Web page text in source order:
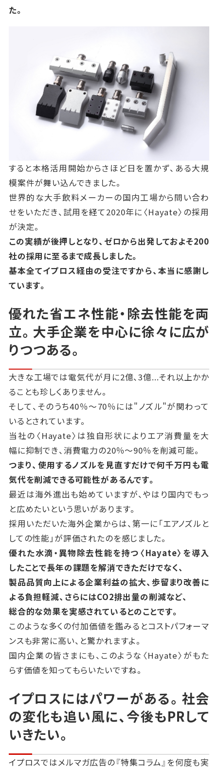
た。
すると本格活用開始からさほど日を置かず、ある大規
模案件が舞い込んできました。
世界的な大手飲料メーカーの国内工場から問い合わ
せをいただき、試用を経て2020年に〈Hayate〉の採用
が決定。
この実績が後押しとなり、ゼロから出発しておよそ200
社の採用に至るまで成長しました。
基本全てイプロス経由の受注ですから、本当に感謝し
ています。
優れた省エネ性能・除去性能を両
立。大手企業を中心に徐々に広が
りつつある。
大きな工場では電気代が月に2億、3億...それ以上かか
ることも珍しくありません。
そして、そのうち40％～70％には"ノズル"が関わって
いるとされています。
当社の〈Hayate〉は独自形状によりエア消費量を大
幅に抑制でき、消費電力の20％～90％を削減可能。
つまり、使用するノズルを見直すだけで何千万円も電
気代を削減できる可能性があるんです。
最近は海外進出も始めていますが、やはり国内でもっ
と広めたいという思いがあります。
採用いただいた海外企業からは、第一に「エアノズルと
しての性能」が評価されたのを感じました。
優れた水滴・異物除去性能を持つ〈Hayate〉を導入
したことで長年の課題を解消できただけでなく、
製品品質向上による企業利益の拡大、歩留まり改善に
よる負担軽減、さらにはCO2排出量の削減など、
総合的な効果を実感されているとのことです。
このような多くの付加価値を鑑みるとコストパフォーマ
ンスも非常に高い、と驚かれますよ。
国内企業の皆さまにも、このような〈Hayate〉がもた
らす価値を知ってもらいたいですね。
イプロスにはパワーがある。社会
の変化も追い風に、今後もPRして
いきたい。
イプロスではメルマガ広告の『特集コラム』を何度も実